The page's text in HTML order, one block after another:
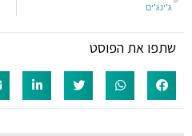
ג'ינג'ים
שתפו את הפוסט